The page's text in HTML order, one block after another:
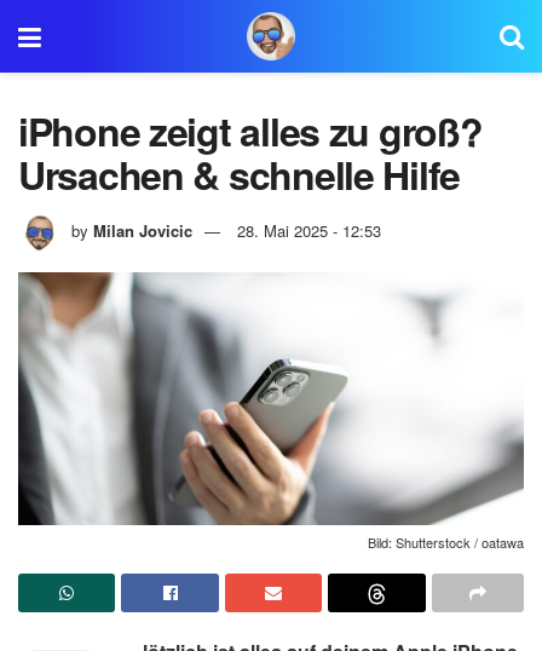
iPhone zeigt alles zu groß?
Ursachen & schnelle Hilfe
by Milan Jovicic 28. Mai 2025 - 12:53
Bild: Shutterstock / oatawa